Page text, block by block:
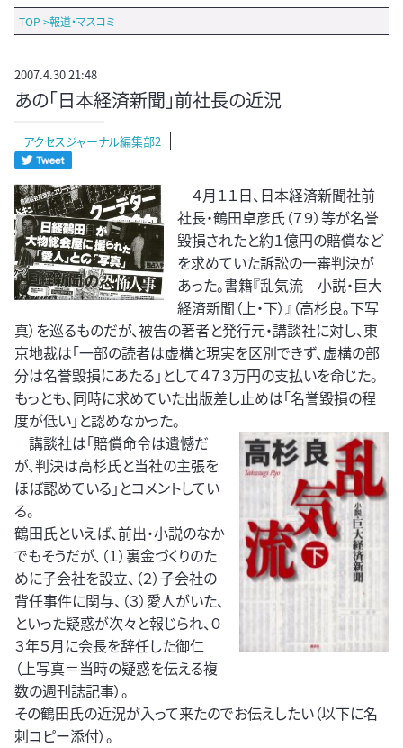
TOP >報道・マスコミ
2007.4.30 21:48
あの「日本経済新聞」前社長の近況
アクセスジャーナル編集部2
４月１１日、日本経済新聞社前
社長・鶴田卓彦氏（７９）等が名誉
毀損されたと約１億円の賠償など
を求めていた訴訟の一審判決が
あった。書籍『乱気流 小説・巨大
経済新聞（上・下）』（高杉良。下写
真）を巡るものだが、被告の著者と発行元・講談社に対し、東
京地裁は「一部の読者は虚構と現実を区別できず、虚構の部
分は名誉毀損にあたる」として４７３万円の支払いを命じた。
もっとも、同時に求めていた出版差し止めは「名誉毀損の程
度が低い」と認めなかった。
講談社は「賠償命令は遺憾だ
が、判決は高杉氏と当社の主張を
ほぼ認めている」とコメントしてい
る。
鶴田氏といえば、前出・小説のなか
でもそうだが、（１）裏金づくりのた
めに子会社を設立、（２）子会社の
背任事件に関与、（３）愛人がいた、
といった疑惑が次々と報じられ、０
３年５月に会長を辞任した御仁
（上写真＝当時の疑惑を伝える複
数の週刊誌記事）。
その鶴田氏の近況が入って来たのでお伝えしたい（以下に名
刺コピー添付）。